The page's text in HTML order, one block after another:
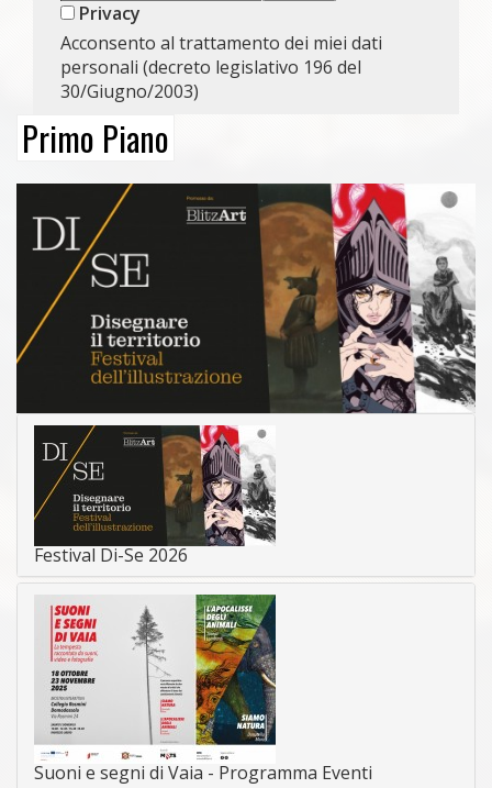
Privacy
Acconsento al trattamento dei miei dati
personali (decreto legislativo 196 del
30/Giugno/2003)
Primo Piano
Festival Di-Se 2026
Suoni e segni di Vaia - Programma Eventi